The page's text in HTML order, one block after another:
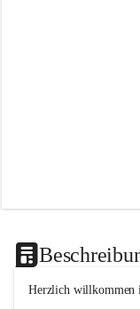
Herzlich willkommen